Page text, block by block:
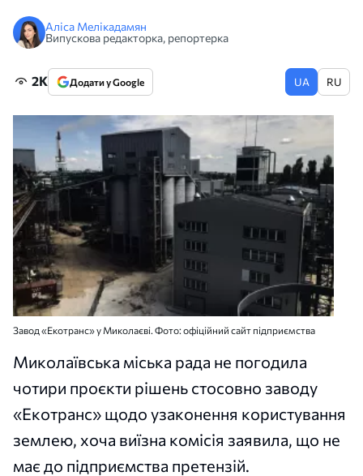
Аліса Мелікадамян
Випускова редакторка, репортерка
2K Додати у Google UA RU
Завод «Екотранс» у Миколаєві. Фото: офіційний сайт підприємства
Миколаївська міська рада не погодила
чотири проєкти рішень стосовно заводу
«Екотранс» щодо узаконення користування
землею, хоча виїзна комісія заявила, що не
має до підприємства претензій.